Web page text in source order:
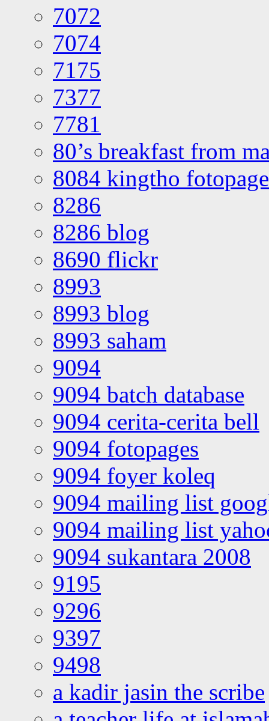
7072
7074
7175
7377
7781
80’s breakfast from
8084 kingtho
8286
8286 blog
8690 flickr
8993
8993 blog
8993 saham
9094
9094 batch database
9094 cerita-cerita bell
9094 fotopages
9094 foyer koleq
9094 mailing list
9094 mailing list
9094 sukantara 2008
9195
9296
9397
9498
a kadir jasin the scribe